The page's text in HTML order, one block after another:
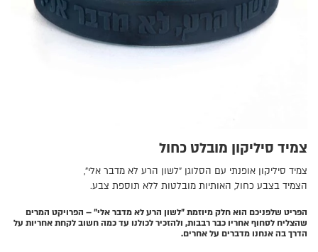
צמיד סיליקון מובלט כחול
צמיד סיליקון אופנתי עם הסלוגן "לשון הרע לא מדבר אלי",
הצמיד בצבע כחול, האותיות מובלטות ללא תוספת צבע.
הפריט שלפניכם הוא חלק מיוזמת "לשון הרע לא מדבר אלי" – הפרויקט המרים
שהצליח לסחוף אחריו כבר רבבות, ולהזכיר לכולנו עד כמה חשוב לקחת אחריות על
הדרך בה אנחנו מדברים על אחרים.